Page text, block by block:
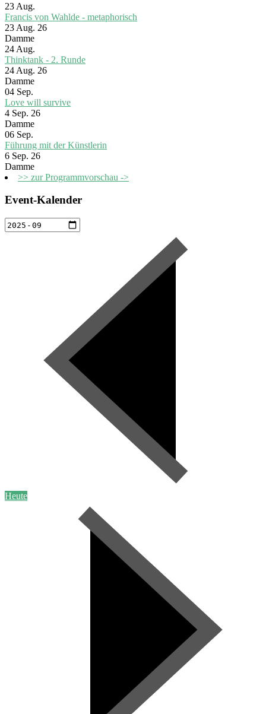
23 Aug.
Francis von Wahlde - metaphorisch
23 Aug. 26
Damme
24 Aug.
Thinktank - 2. Runde
24 Aug. 26
Damme
04 Sep.
Love will survive
4 Sep. 26
Damme
06 Sep.
Führung mit der Künstlerin
6 Sep. 26
Damme
>> zur Programmvorschau ->
Event-Kalender
Heute